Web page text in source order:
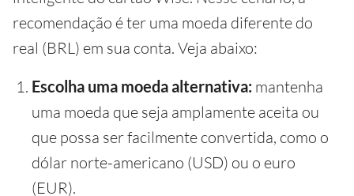
recomendação é ter uma moeda diferente do
real (BRL) em sua conta. Veja abaixo:
Escolha uma moeda alternativa: mantenha
uma moeda que seja amplamente aceita ou
que possa ser facilmente convertida, como o
dólar norte-americano (USD) ou o euro
(EUR).